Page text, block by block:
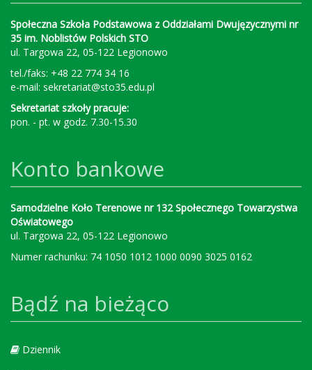
Społeczna Szkoła Podstawowa z Oddziałami Dwujęzycznymi nr
35 im. Noblistów Polskich STO
ul. Targowa 22, 05-122 Legionowo
tel./faks: +48 22 774 34 16
e-mail: sekretariat@sto35.edu.pl
Sekretariat szkoły pracuje:
pon. - pt. w godz. 7.30-15.30
Konto bankowe
Samodzielne Koło Terenowe nr 132 Społecznego Towarzystwa
Oświatowego
ul. Targowa 22, 05-122 Legionowo
Numer rachunku: 74 1050 1012 1000 0090 3025 0162
Bądź na bieżąco
Dziennik